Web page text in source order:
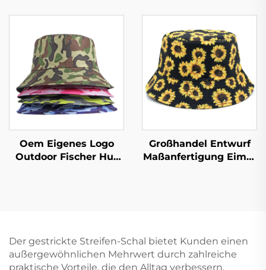
Baseballmütze, leere
Baseballkappe
Dad-Hut, gefärbt,
verschlissen,
Sportkappen, leere
gewaschene
Baseballkappe
Oem Eigenes Logo
Outdoor Fischer Hut
Großhandel Entwurf
Maßanfertigung Eimer
Der gestrickte Streifen-Schal bietet Kunden einen
außergewöhnlichen Mehrwert durch zahlreiche
praktische Vorteile, die den Alltag verbessern.